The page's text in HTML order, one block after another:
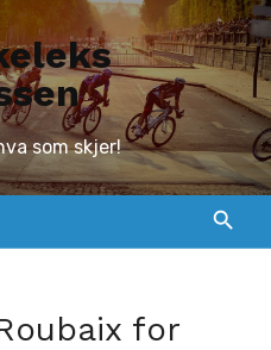
som skjer!
for